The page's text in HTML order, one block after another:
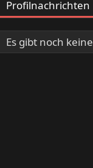
Profilnachrichten
Es gibt noch